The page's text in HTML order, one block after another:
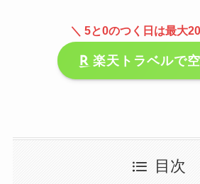
＼ 5と0のつく日は最大
楽天トラベルで
目次